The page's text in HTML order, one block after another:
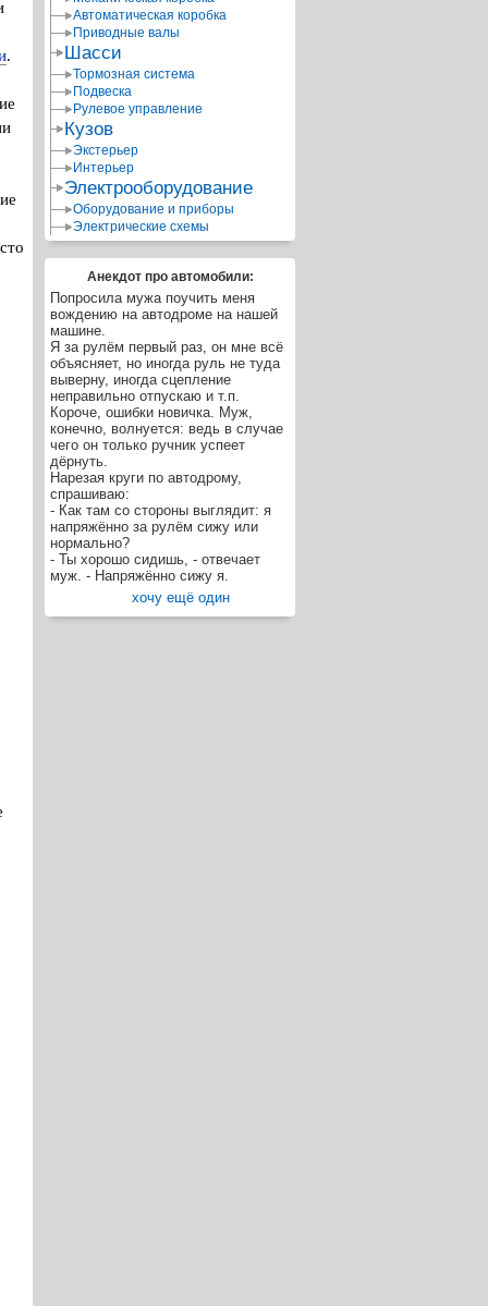
.
Автоматическая коробка
Приводные валы
Шасси
Тормозная система
Подвеска
Рулевое управление
Кузов
Экстерьер
Интерьер
Электрооборудование
Оборудование и приборы
Электрические схемы
Анекдот про автомобили:
Попросила мужа поучить меня
вождению на автодроме на нашей
машине.
Я за рулём первый раз, он мне всё
объясняет, но иногда руль не туда
выверну, иногда сцепление
неправильно отпускаю и т.п.
Короче, ошибки новичка. Муж,
конечно, волнуется: ведь в случае
чего он только ручник успеет
дёрнуть.
Нарезая круги по автодрому,
спрашиваю:
- Как там со стороны выглядит: я
напряжённо за рулём сижу или
нормально?
- Ты хорошо сидишь, - отвечает
муж. - Напряжённо сижу я.
хочу ещё один